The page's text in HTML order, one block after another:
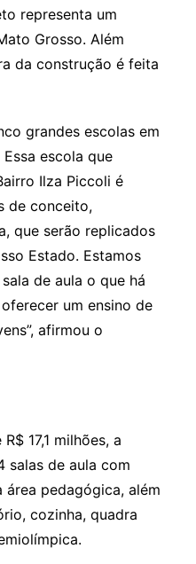
representa um
Grosso. Além
da construção é feita
grandes escolas em
escola que
Ilza Piccoli é
de conceito,
que serão replicados
Estado. Estamos
de aula o que há
um ensino de
afirmou o
17,1 milhões, a
salas de aula com
pedagógica, além
cozinha, quadra